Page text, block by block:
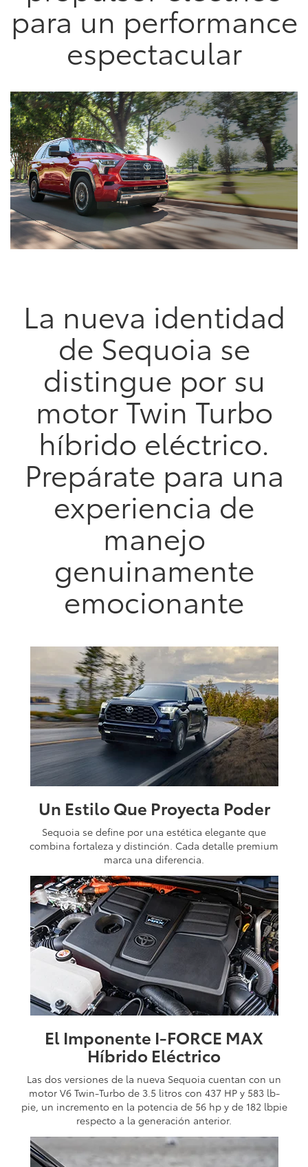
para un performance
espectacular
La nueva identidad
de Sequoia se
distingue por su
motor Twin Turbo
híbrido eléctrico.
Prepárate para una
experiencia de
manejo
genuinamente
emocionante
Un Estilo Que Proyecta Poder
Sequoia se define por una estética elegante que
combina fortaleza y distinción. Cada detalle premium
marca una diferencia.
El Imponente I-FORCE MAX
Híbrido Eléctrico
Las dos versiones de la nueva Sequoia cuentan con un
motor V6 Twin-Turbo de 3.5 litros con 437 HP y 583 lb-
pie, un incremento en la potencia de 56 hp y de 182 lbpie
respecto a la generación anterior.